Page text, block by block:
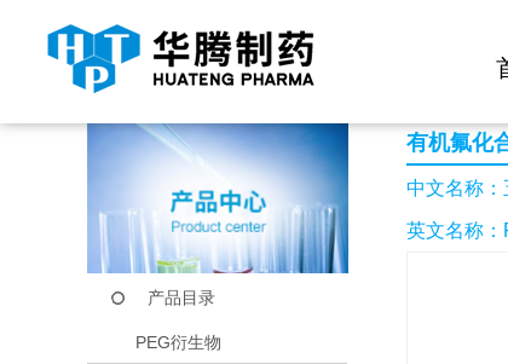
当前位置： 首页 产品中心 五氟丙酰基乙
产品目录
PEG衍生物
有机氟化
中文名称
英文名称：